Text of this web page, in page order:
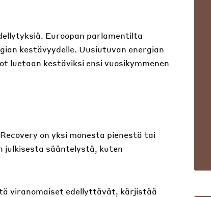
Euroopan parlamentilta
kestävyydelle. Uusiutuvan energian
luetaan kestäviksi ensi vuosikymmenen
on yksi monesta pienestä tai
julkisesta sääntelystä, kuten
viranomaiset edellyttävät, kärjistää